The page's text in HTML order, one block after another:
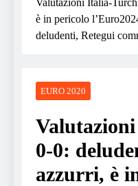
Valutazioni Italia-
è in pericolo
deludenti, Retegui
EURO 2020
0-0:
azzurri, è